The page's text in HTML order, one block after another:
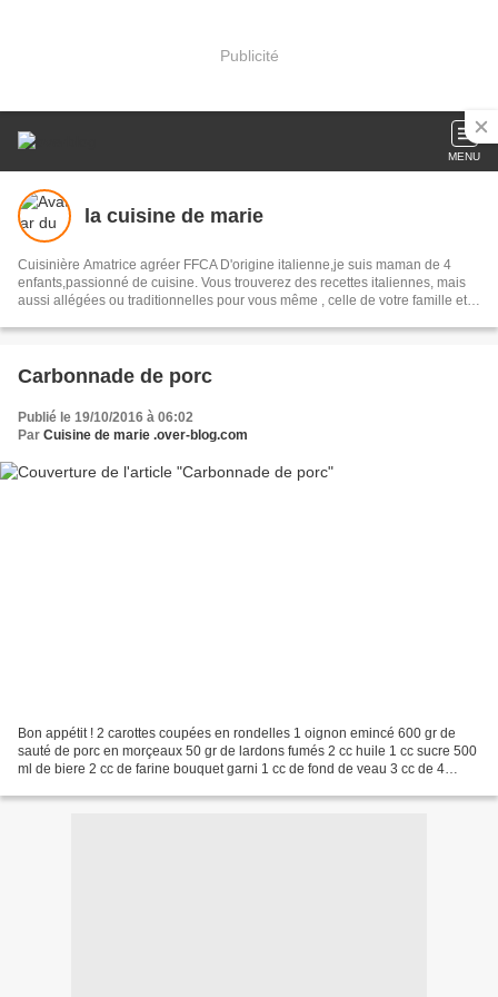
Publicité
MENU
la cuisine de marie
Cuisinière Amatrice agréer FFCA D'origine italienne,je suis maman de 4
enfants,passionné de cuisine. Vous trouverez des recettes italiennes, mais
aussi allégées ou traditionnelles pour vous même , celle de votre famille et
Carbonnade de porc
Publié le 19/10/2016 à 06:02
Par Cuisine de marie .over-blog.com
Bon appétit ! 2 carottes coupées en rondelles 1 oignon emincé 600 gr de
sauté de porc en morçeaux 50 gr de lardons fumés 2 cc huile 1 cc sucre 500
ml de biere 2 cc de farine bouquet garni 1 cc de fond de veau 3 cc de 4